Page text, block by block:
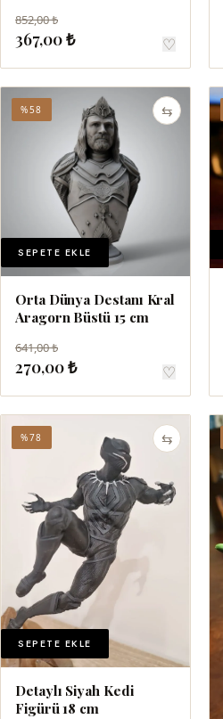
852,00 ₺
367,00 ₺ ♡
⇆
%58
SEPETE EKLE
Orta Dünya Destanı Kral
Aragorn Büstü 15 cm
641,00 ₺
270,00 ₺ ♡
⇆
%78
SEPETE EKLE
Detaylı Siyah Kedi
Figürü 18 cm